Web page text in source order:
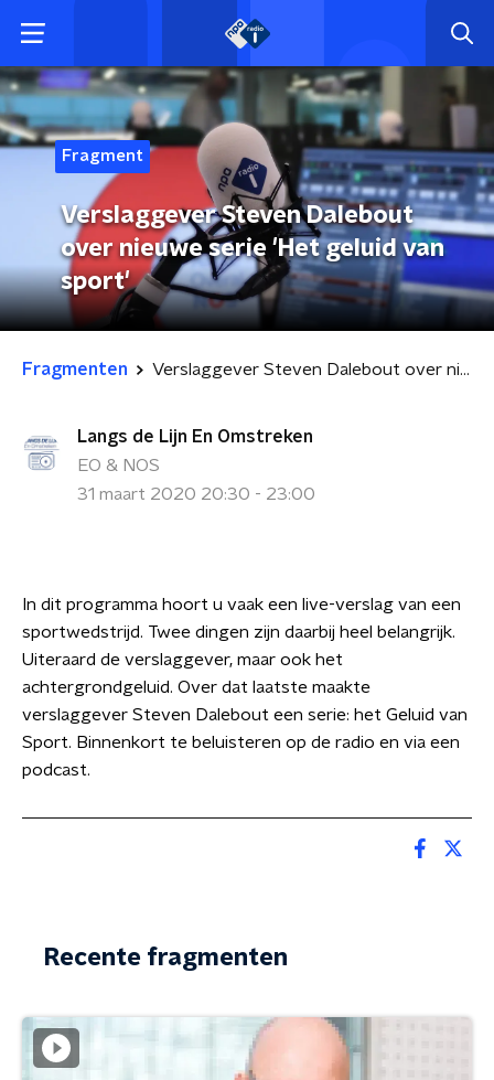
Fragment
Verslaggever Steven Dalebout
over nieuwe serie 'Het geluid van
sport'
Fragmenten Verslaggever Steven Dalebout over nieuwe serie 'Het geluid van sport'
Langs de Lijn En Omstreken
EO & NOS
31 maart 2020 20:30 - 23:00
In dit programma hoort u vaak een live-verslag van een
sportwedstrijd. Twee dingen zijn daarbij heel belangrijk.
Uiteraard de verslaggever, maar ook het
achtergrondgeluid. Over dat laatste maakte
verslaggever Steven Dalebout een serie: het Geluid van
Sport. Binnenkort te beluisteren op de radio en via een
podcast.
Recente fragmenten